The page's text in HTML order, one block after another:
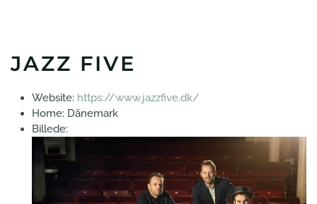
JAZZ FIVE
Website: https://www.jazzfive.dk/
Home: Dänemark
Billede: